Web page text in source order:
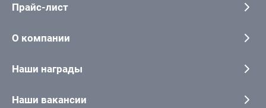
Прайс-лист
О компании
Наши награды
Наши вакансии